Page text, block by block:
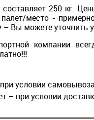
250 кг.
палет/место -
Вы можете уточнить
компании
условии самовывоза
– при условии